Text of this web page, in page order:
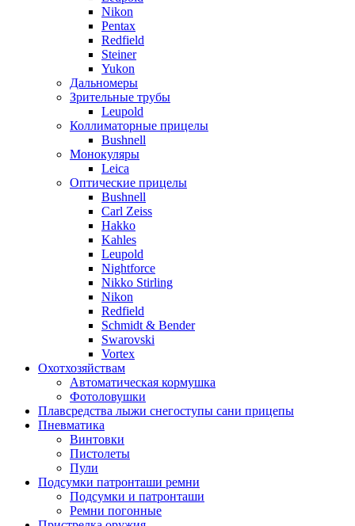
Nikon
Pentax
Redfield
Steiner
Yukon
Дальномеры
Зрительные трубы
Leupold
Коллиматорные прицелы
Bushnell
Монокуляры
Leica
Оптические прицелы
Bushnell
Carl Zeiss
Hakko
Kahles
Leupold
Nightforce
Nikko Stirling
Nikon
Redfield
Schmidt & Bender
Swarovski
Vortex
Охотхозяйствам
Автоматическая кормушка
Фотоловушки
Плавсредства лыжи снегоступы сани прицепы
Пневматика
Винтовки
Пистолеты
Пули
Подсумки патронташи ремни
Подсумки и патронташи
Ремни погонные